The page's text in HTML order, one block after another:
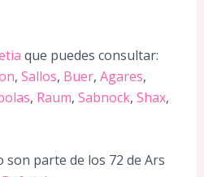
que puedes consultar:
, Sallos, Buer, Agares,
, Raum, Sabnock, Shax,
parte de los 72 de Ars